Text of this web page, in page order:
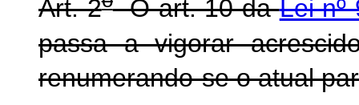
Art. 2 O art. 10 daLei nº
passa a vigorar
renumerando-se o atual